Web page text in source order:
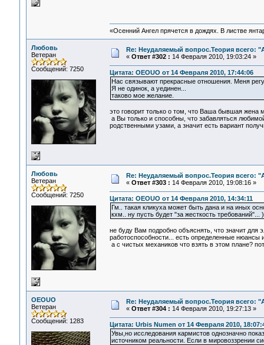
«Осенний Ангел прячется в дождях. В листве
Любовь
Ветеран
Сообщений: 7250
Re: Неудаляемый вопрос.Теория всего:
« Ответ #302 : 14 Февраля 2010, 19:03:24 »
Цитата: OEOUO от 14 Февраля 2010, 17:44:06
Нас связывают прекрасные отношения. Меня
Я не одинок, а уединен...
таково мое желание.
это говорит только о том, что Ваша бывшая жена
а Вы только и способны, что забавляться
родственными узами, а значит есть вариант
Любовь
Ветеран
Сообщений: 7250
Re: Неудаляемый вопрос.Теория всего:
« Ответ #303 : 14 Февраля 2010, 19:08:16 »
Цитата: OEOUO от 14 Февраля 2010, 14:34:11
Гм.. такая кликуха может быть дана и на иных
кхм.. ну пусть будет "за жесткость требований"...
не буду Вам подробно объяснять, что значит для
работоспособности... есть определенные
а с чистых механиков что взять в этом плане?
OEOUO
Ветеран
Сообщений: 1283
Re: Неудаляемый вопрос.Теория всего:
« Ответ #304 : 14 Февраля 2010, 19:27:13 »
Цитата: Urbis Numen от 14 Февраля 2010,
Увы,но исследования кармистов однозначно
источником реальности. Если в мировоззрении